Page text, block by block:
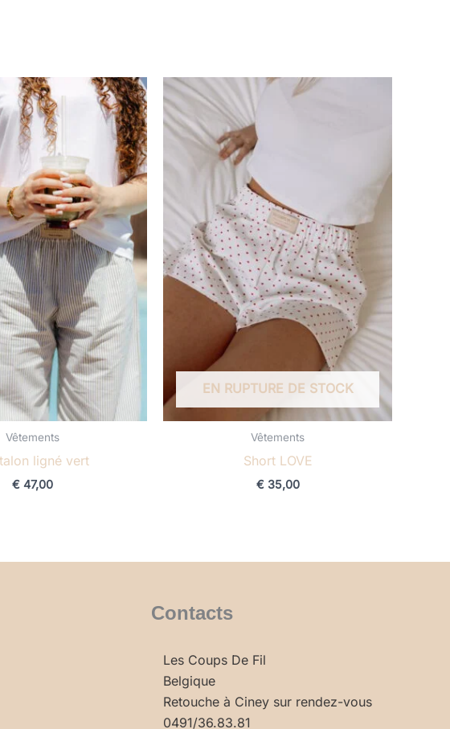
Vêtements
ligné vert
€ 47,00
EN RUPTURE DE STOCK
Vêtements
Short LOVE
€35,00
Contacts
Les Coups De Fil
Belgique
Retouche à Ciney sur rendez-vous
0491/36.83.81